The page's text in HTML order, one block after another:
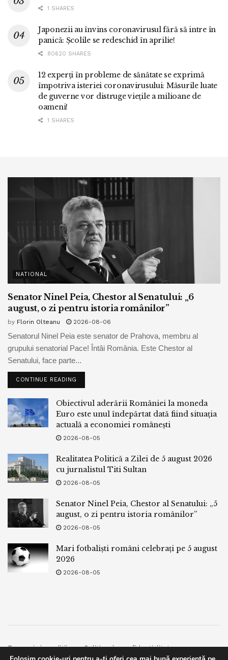
1 SHARES
Japonezii au învins coronavirusul fără să intre în
panică: Școlile se redeschid în aprilie!
80620 SHARES
12 experți în probleme de sănătate se exprimă
împotriva isteriei coronavirusului: Măsurile luate
de guverne vor distruge viețile a milioane de
oameni!
1 SHARES
NATIONAL
Senator Ninel Peia, Chestor al Senatului: „6
august, o zi pentru istoria românilor”
by Florin Olteanu 2026-08-06
Senatorul Ninel Peia este senator de Prahova, membru al
grupului senatorial Pace! Întâi România. Este Chestor al
Senatului, face parte...
CONTINUE READING
Obiectivul aderării României la moneda
Euro este unul îndepărtat dată fiind situația
actuală a economiei românești
2026-08-05
Realitatea Politică a Zilei de 5 august 2026
cu jurnalistul Titi Sultan
2026-08-05
Senator Ninel Peia, Chestor al Senatului: „5
august, o zi pentru istoria românilor”
2026-08-05
Mari fotbaliști români celebrați pe 5 august
2026
2026-08-05
Termeni si conditii
Politica de confidentialitate